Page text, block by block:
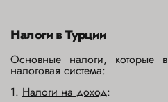
Налоги в Турции
Основные налоги, которые
налоговая система:
1. Налоги на доход: